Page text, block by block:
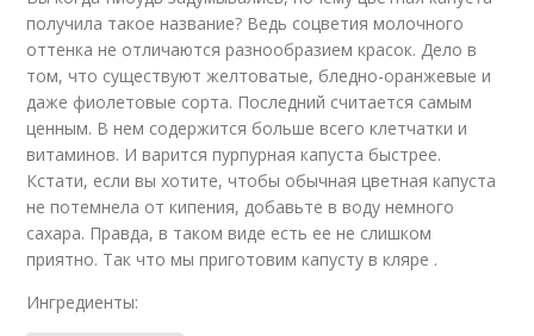
получила такое название? Ведь соцветия молочного
оттенка не отличаются разнообразием красок. Дело в
том, что существуют желтоватые, бледно-оранжевые и
даже фиолетовые сорта. Последний считается самым
ценным. В нем содержится больше всего клетчатки и
витаминов. И варится пурпурная капуста быстрее.
Кстати, если вы хотите, чтобы обычная цветная капуста
не потемнела от кипения, добавьте в воду немного
сахара. Правда, в таком виде есть ее не слишком
приятно. Так что мы приготовим капусту в кляре .
Ингредиенты: